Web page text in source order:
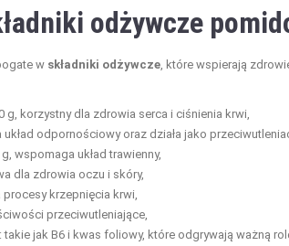
odżywcze
w składniki odżywcze , które wspierają
g, korzystny dla zdrowia serca i ciśnienia krwi,
układ odpornościowy oraz działa jako
g, wspomaga układ trawienny,
dla zdrowia oczu i skóry,
procesy krzepnięcia krwi,
przeciwutleniające,
: takie jak B6 i kwas foliowy, które odgrywają ważną